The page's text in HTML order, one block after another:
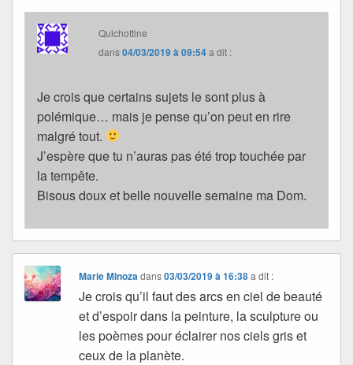
Quichottine
dans04/03/2019 à 09:54a dit :
Je crois que certains sujets le sont plus à
polémique… mais je pense qu’on peut en rire
malgré tout.
J’espère que tu n’auras pas été trop touchée par
la tempête.
Bisous doux et belle nouvelle semaine ma Dom.
Marie Minozadans03/03/2019 à 16:38 a dit :
Je crois qu’il faut des arcs en ciel de beauté
et d’espoir dans la peinture, la sculpture ou
les poèmes pour éclairer nos ciels gris et
ceux de la planète.